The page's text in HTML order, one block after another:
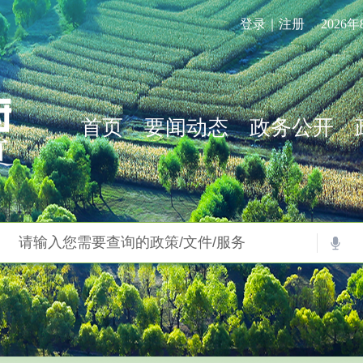
登录｜注册 2026
首页 要闻动态 政务公开